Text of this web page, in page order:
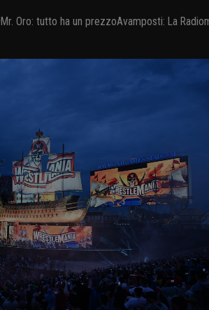
Mr. Oro: tutto ha un prezzoAvamposti: La